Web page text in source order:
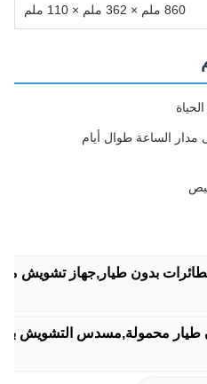
860 ملم × 362 ملم × 110 ملم
الساعة طوال أيام
طيار محمولة,مسدس التشويش